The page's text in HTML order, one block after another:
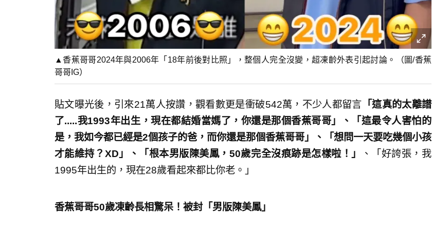
▲香蕉哥哥2024年與2006年「18年前後對比照」，整個人完全沒變，超凍齡外表引起討論。（圖/香蕉
哥哥IG）
貼文曝光後，引來21萬人按讚，觀看數更是衝破542萬，不少人都留言 「這真的太離譜
了.....我1993年出生，現在都結婚當媽了，你還是那個香蕉哥哥」、「這最令人害怕的
是，我如今都已經是2個孩子的爸，而你還是那個香蕉哥哥」、「想問一天要吃幾個小孩
才能維持？XD」、「根本男版陳美鳳，50歲完全沒痕跡是怎樣啦！」
、「好誇張，我
1995年出生的，現在28歲看起來都比你老。」
香蕉哥哥50歲凍齡長相驚呆！被封「男版陳美鳳」